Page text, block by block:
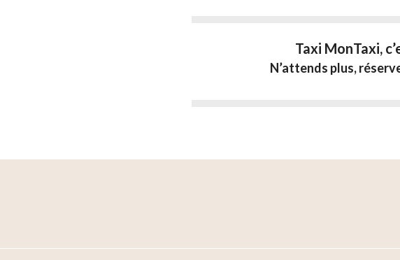
Taxi MonTaxi,
N’attends plus,